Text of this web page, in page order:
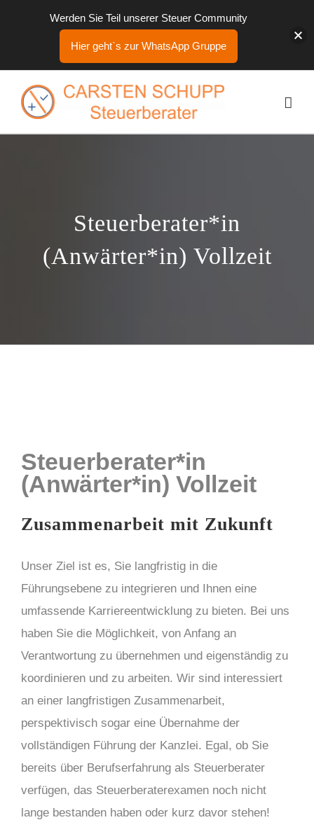
Inhalt
Steuerberater*in
(Anwärter*in) Vollzeit
Steuerberater*in
(Anwärter*in) Vollzeit
Zusammenarbeit mit Zukunft
Unser Ziel ist es, Sie langfristig in die
Führungsebene zu integrieren und Ihnen eine
umfassende Karriereentwicklung zu bieten. Bei uns
haben Sie die Möglichkeit, von Anfang an
Verantwortung zu übernehmen und eigenständig zu
koordinieren und zu arbeiten. Wir sind interessiert
an einer langfristigen Zusammenarbeit,
perspektivisch sogar eine Übernahme der
vollständigen Führung der Kanzlei. Egal, ob Sie
bereits über Berufserfahrung als Steuerberater
verfügen, das Steuerberaterexamen noch nicht
lange bestanden haben oder kurz davor stehen!
Werden Sie Teil unserer Steuer Community
Hier geht`s zur WhatsApp Gruppe